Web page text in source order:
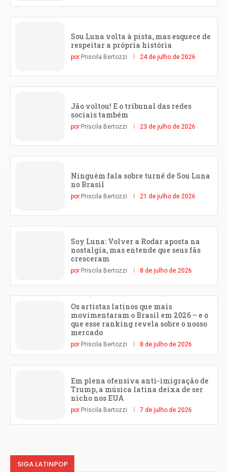
Sou Luna volta à pista, mas esquece de
respeitar a própria história
por Priscila Bertozzi 24 de julho de 2026
Jão voltou! E o tribunal das redes
sociais também
por Priscila Bertozzi 23 de julho de 2026
Ninguém fala sobre turnê de Sou Luna
no Brasil
por Priscila Bertozzi 21 de julho de 2026
Soy Luna: Volver a Rodar aposta na
nostalgia, mas entende que seus fãs
cresceram
por Priscila Bertozzi 8 de julho de 2026
Os artistas latinos que mais
movimentaram o Brasil em 2026 – e o
que esse ranking revela sobre o nosso
mercado
por Priscila Bertozzi 8 de julho de 2026
Em plena ofensiva anti-imigração de
Trump, a música latina deixa de ser
nicho nos EUA
por Priscila Bertozzi 7 de julho de 2026
SIGA LATINPOP